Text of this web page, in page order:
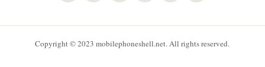
Copyright © 2023 mobilephoneshell.net. All rights reserved.